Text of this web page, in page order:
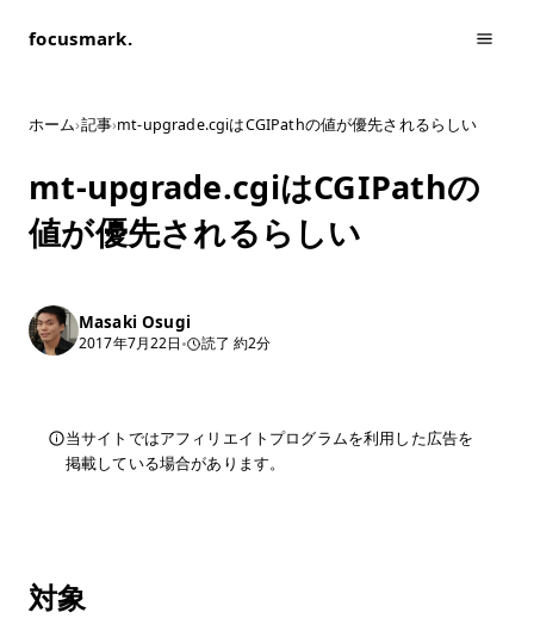
focusmark.
ホーム›記事›mt-upgrade.cgiはCGIPathの値が優先されるらしい
mt-upgrade.cgiはCGIPathの
値が優先されるらしい
Masaki Osugi
2017年7月22日 読了 約2分
当サイトではアフィリエイトプログラムを利用した広告を
掲載している場合があります。
対象